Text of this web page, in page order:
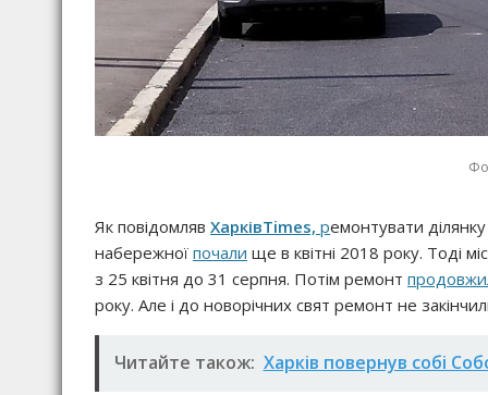
Як повідомляв ХарківTimes, ремонтувати
набережної почали ще в квітні 2018 року. Тоді
з 25 квітня до 31 серпня. Потім ремонт
року. Але і до новорічних свят ремонт не
Читайте також: Харків повернув собі